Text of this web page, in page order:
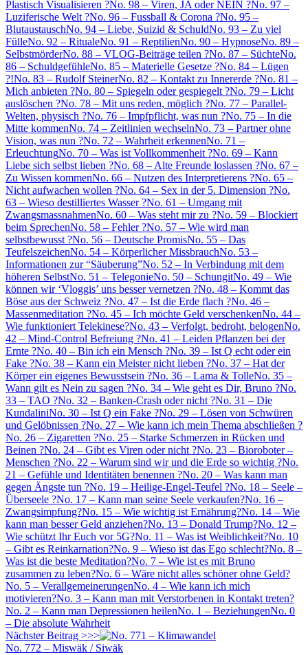
Plastisch Visualisieren ?No. 98 – Viren, JA oder NEIN ?No. 97 –
Luziferische Welt ?No. 96 – Fussball & Corona ?No. 95 –
BlutaustauschNo. 94 – Liebe, Suizid & SchuldNo. 93 – Zu viel
FülleNo. 92 – RitualeNo. 91 – ReptilienNo. 90 – HypnoseNo. 89 –
SelbstmörderNo. 88 – VLOG-Beiträge teilen ?No. 87 – SüchteNo.
86 – SchuldgefühleNo. 85 – Materielle Gesetze ?No. 84 – Lügen
?!No. 83 – Rudolf SteinerNo. 82 – Kontakt zu Innererde ?No. 81 –
Mich anbieten ?No. 80 – Spiegeln oder gespiegelt ?No. 79 – Licht
auslöschen ?No. 78 – Mit uns reden, möglich ?No. 77 – Parallel-
Welten, physisch ?No. 76 – Impfpflicht, was nun ?No. 75 – In die
Mitte kommenNo. 74 – Zeitlinien wechselnNo. 73 – Partner ohne
Vision, was nun ?No. 72 – Wahrheit erkennenNo. 71 –
ErleuchtungNo. 70 – Was ist Vollkommenheit ?No. 69 – Kann
Liebe sich selbst lieben ?No. 68 – Alte Freunde loslassen ?No. 67 –
Zu Wissen kommenNo. 66 – Nutzen des Interpretierens ?No. 65 –
Nicht aufwachen wollen ?No. 64 – Sex in der 5. Dimension ?No.
63 – Wieso destilliertes Wasser ?No. 61 – Umgang mit
ZwangsmassnahmenNo. 60 – Was steht mir zu ?No. 59 – Blockiert
beim SprechenNo. 58 – Fehler ?No. 57 – Wie wird man
selbstbewusst ?No. 56 – Deutsche PromisNo. 55 – Das
TeufelszeichenNo. 54 – Körperlicher MissbrauchNo. 53 –
Informationen zur “Säuberung”No. 52 – In Verbindung mit dem
höheren SelbstNo. 51 – TelegonieNo. 50 – SchungitNo. 49 – Wie
können wir ‘Vloggis’ uns besser vernetzen ?No. 48 – Kommt das
Böse aus der Schweiz ?No. 47 – Ist die Erde flach ?No. 46 –
Massenmeditation ?No. 45 – Ich möchte Geld verschenkenNo. 44 –
Wie funktioniert Telekinese?No. 43 – Verfolgt, bedroht, belogenNo.
42 – Mind-Control Befreiung ?No. 41 – Leiden Pflanzen bei der
Ernte ?No. 40 – Bin ich ein Mensch ?No. 39 – Ist Q echt oder ein
Fake ?No. 38 – Kann ein Meister nicht lieben ?No. 37 – Hat der
Körper ein eigenes Bewusstsein ?No. 36 – Lama & TolleNo. 35 –
Wann gilt es Nein zu sagen ?No. 34 – Wie geht es Dir, Bruno ?No.
33 – TAO ?No. 32 – Banken-Crash oder nicht ?No. 31 – Die
KundaliniNo. 30 – Ist Q ein Fake ?No. 29 – Lösen von Schwüren
und Gelöbnissen ?No. 27 – Wie kann ich mein Thema abschließen ?
No. 26 – Zigaretten ?No. 25 – Starke Schmerzen in Rücken und
Beinen ?No. 24 – Gibt es Viren oder nicht ?No. 23 – Bioroboter –
Menschen ?No. 22 – Warum sind wir und die Erde so wichtig ?No.
21 – Gefühle und Identitäten benennen ?No. 20 – Was kann man
gegen Ängste tun ?No. 19 – Heilige-Engel-Teufel ?No. 18 – Seele –
Überseele ?No. 17 – Kann man seine Seele verkaufen?No. 16 –
Zwangsimpfung?No. 15 – Wie wichtig ist Ernährung?No. 14 – Wie
kann man besser Geld anziehen?No. 13 – Donald Trump?No. 12 –
Wie schützt Ihr Euch vor 5G?No. 11 – Was ist Weiblichkeit?No. 10
– Gibt es Reinkarnation?No. 9 – Wieso ist das Ego schlecht?No. 8 –
Was ist die beste Meditation?No. 7 – Wie ist es mit Bruno
zusammen zu leben?No. 6 – Wäre nicht alles schöner ohne Geld?
No. 5 – VerallgemeinerungenNo. 4 – Wie kann ich mich
motivieren?No. 3 – Kann man mit Verstorbenen in Kontakt treten?
No. 2 – Kann man Depressionen heilenNo. 1 – BeziehungenNo. 0
– Die absolute Wahrheit
Nächster Beitrag >>>
No. 772 – Miswäk / Siwäk